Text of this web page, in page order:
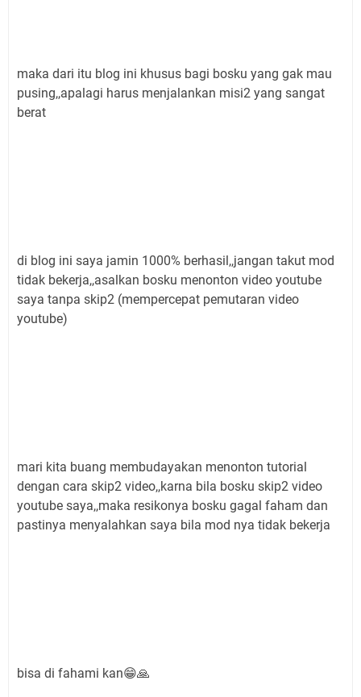
maka dari itu blog ini khusus bagi bosku yang gak mau
pusing,,apalagi harus menjalankan misi2 yang sangat
berat
di blog ini saya jamin 1000% berhasil,,jangan takut mod
tidak bekerja,,asalkan bosku menonton video youtube
saya tanpa skip2 (mempercepat pemutaran video
youtube)
mari kita buang membudayakan menonton tutorial
dengan cara skip2 video,,karna bila bosku skip2 video
youtube saya,,maka resikonya bosku gagal faham dan
pastinya menyalahkan saya bila mod nya tidak bekerja
bisa di fahami kan😁🙏